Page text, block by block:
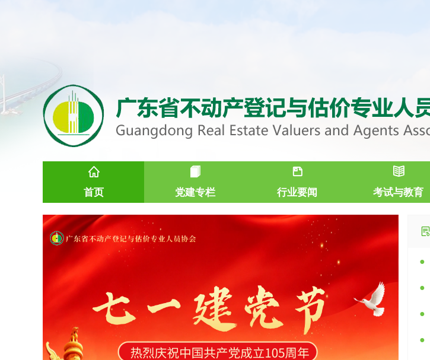
首页 党建专栏 行业要闻 考试与教育
●
●
●
●